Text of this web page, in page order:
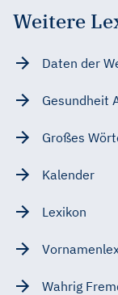
Weitere
Daten der
Gesundheit
Großes
Kalender
Lexikon
Wahrig